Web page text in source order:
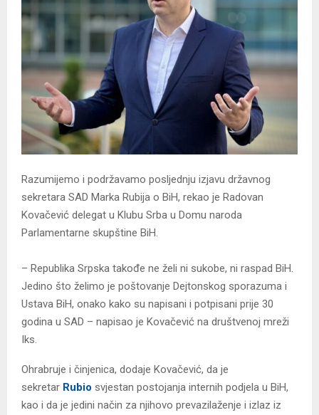
Razumijemo i podržavamo posljednju izjavu državnog
sekretara SAD Marka Rubija o BiH, rekao je Radovan
Kovačević delegat u Klubu Srba u Domu naroda
Parlamentarne skupštine BiH.
– Republika Srpska takođe ne želi ni sukobe, ni raspad BiH.
Јedino što želimo je poštovanje Dejtonskog sporazuma i
Ustava BiH, onako kako su napisani i potpisani prije 30
godina u SAD – napisao je Kovačević na društvenoj mreži
Iks.
Ohrabruje i činjenica, dodaje Kovačević, da je
sekretar Rubio svjestan postojanja internih podjela u BiH,
kao i da je jedini način za njihovo prevazilaženje i izlaz iz